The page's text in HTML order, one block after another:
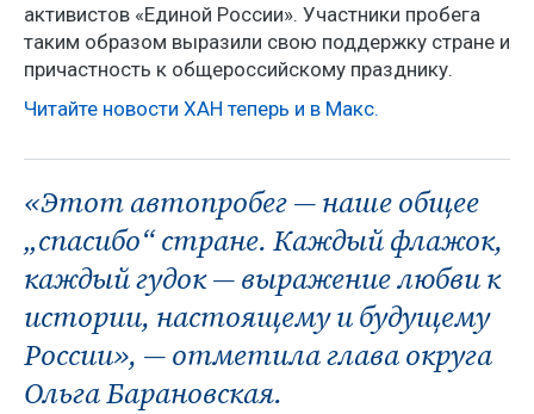
активистов «Единой России». Участники пробега
таким образом выразили свою поддержку стране и
причастность к общероссийскому празднику.
Читайте новости ХАН теперь и в Макс.
«Этот автопробег — наше общее
„спасибо“ стране. Каждый флажок,
каждый гудок — выражение любви к
истории, настоящему и будущему
России», — отметила глава округа
Ольга Барановская.